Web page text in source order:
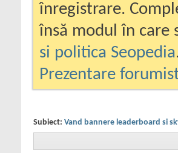
înregistrare.
însă modul în
si politica Seopedia
Prezentare
Subiect: Vand bannere leaderboard si